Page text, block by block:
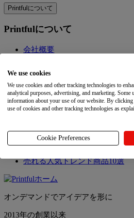
Printfulについて
Printfulについて
会社概要
サステナビリティと社会的責任
「お客様のプライ
最新情報
最新情報
売れる人気トレンド商品10選
オンデマンドでアイデアを形に
2013年の創業以来
We use cookies
We use cookies and other tracking technologies to
analytical purposes, advertising, and marketing.
information about your use of our website. By
use of cookies and other tracking technologies as
Cookie Preferences